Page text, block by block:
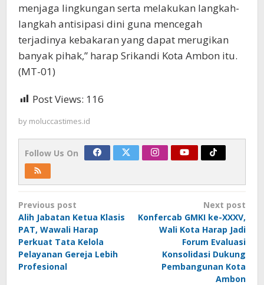
menjaga lingkungan serta melakukan langkah-
langkah antisipasi dini guna mencegah
terjadinya kebakaran yang dapat merugikan
banyak pihak,” harap Srikandi Kota Ambon itu.
(MT-01)
Post Views: 116
by moluccastimes.id
Follow Us On
Post
navigation
Previous post
Alih Jabatan Ketua Klasis
PAT, Wawali Harap
Perkuat Tata Kelola
Pelayanan Gereja Lebih
Profesional
Next post
Konfercab GMKI ke-XXXV,
Wali Kota Harap Jadi
Forum Evaluasi
Konsolidasi Dukung
Pembangunan Kota
Ambon